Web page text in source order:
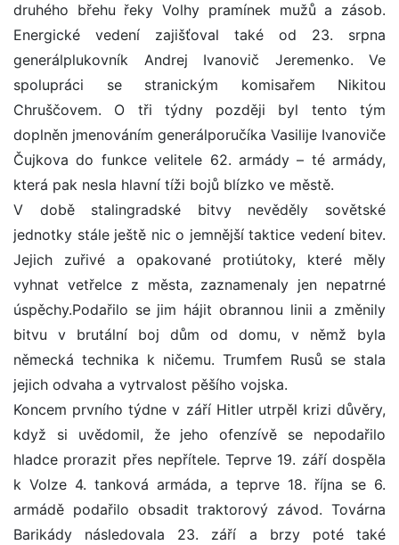
druhého břehu řeky Volhy pramínek mužů a zásob.
Energické vedení zajišťoval také od 23. srpna
generálplukovník Andrej Ivanovič Jeremenko. Ve
spolupráci se stranickým komisařem Nikitou
Chruščovem. O tři týdny později byl tento tým
doplněn jmenováním generálporučíka Vasilije Ivanoviče
Čujkova do funkce velitele 62. armády – té armády,
která pak nesla hlavní tíži bojů blízko ve městě.
V době stalingradské bitvy nevěděly sovětské
jednotky stále ještě nic o jemnější taktice vedení bitev.
Jejich zuřivé a opakované protiútoky, které měly
vyhnat vetřelce z města, zaznamenaly jen nepatrné
úspěchy.Podařilo se jim hájit obrannou linii a změnily
bitvu v brutální boj dům od domu, v němž byla
německá technika k ničemu. Trumfem Rusů se stala
jejich odvaha a vytrvalost pěšího vojska.
Koncem prvního týdne v září Hitler utrpěl krizi důvěry,
když si uvědomil, že jeho ofenzívě se nepodařilo
hladce prorazit přes nepřítele. Teprve 19. září dospěla
k Volze 4. tanková armáda, a teprve 18. října se 6.
armádě podařilo obsadit traktorový závod. Továrna
Barikády následovala 23. září a brzy poté také